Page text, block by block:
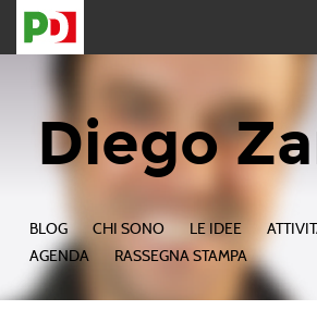
Diego
BLOG CHI SONO LE IDEE
AGENDA
RASSEGNA STAMPA